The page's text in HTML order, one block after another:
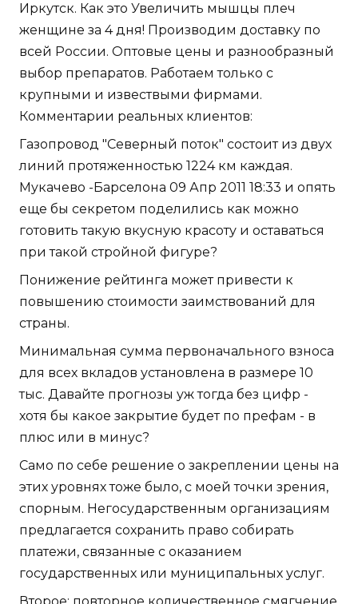
Иркутск. Как это Увеличить мышцы плеч
женщине за 4 дня! Производим доставку по
всей России. Оптовые цены и разнообразный
выбор препаратов. Работаем только с
крупными и извествыми фирмами.
Комментарии реальных клиентов:
Газопровод "Северный поток" состоит из двух
линий протяженностью 1224 км каждая.
Мукачево -Барселона 09 Апр 2011 18:33 и опять
еще бы секретом поделились как можно
готовить такую вкусную красоту и оставаться
при такой стройной фигуре?
Понижение рейтинга может привести к
повышению стоимости заимствований для
страны.
Минимальная сумма первоначального взноса
для всех вкладов установлена в размере 10
тыс. Давайте прогнозы уж тогда без цифр -
хотя бы какое закрытие будет по префам - в
плюс или в минус?
Само по себе решение о закреплении цены на
этих уровнях тоже было, с моей точки зрения,
спорным. Негосударственным организациям
предлагается сохранить право собирать
платежи, связанные с оказанием
государственных или муниципальных услуг.